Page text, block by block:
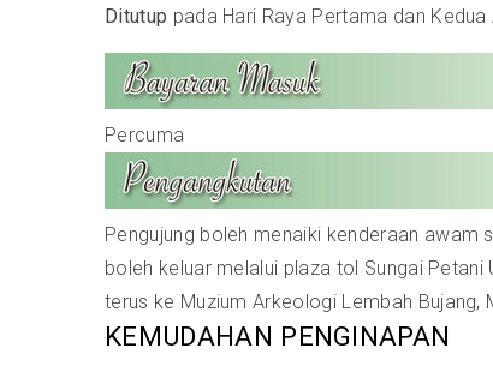
Ditutup pada Hari Raya Pertama dan
Percuma
Pengujung boleh menaiki kenderaan awam
boleh keluar melalui plaza tol Sungai
terus ke Muzium Arkeologi Lembah Bujang,
KEMUDAHAN PENGINAPAN